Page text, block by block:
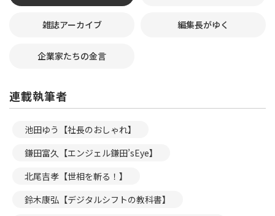
雑誌アーカイブ 編集長がゆく
企業家たちの金言
連載執筆者
池田ゆう【社長のおしゃれ】
鎌田富久【エンジェル鎌田’sEye】
北尾吉孝【世相を斬る！】
鈴木康弘【デジタルシフトの教科書】